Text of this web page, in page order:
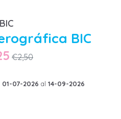
BIC
BIC
€2,50
01-07-2026 al 14-09-2026